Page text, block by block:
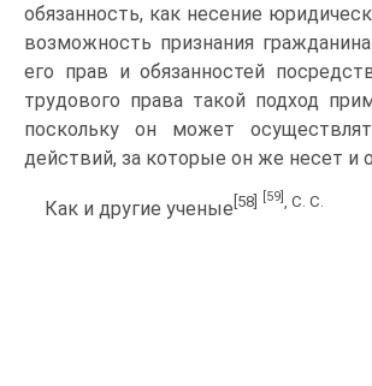
обязанность, как несение
возможность признания
его прав и обязанностей
трудового права такой подход
поскольку он может
действий, за которые он же несет и
Как и другие ученые [58] [59] , С. С.